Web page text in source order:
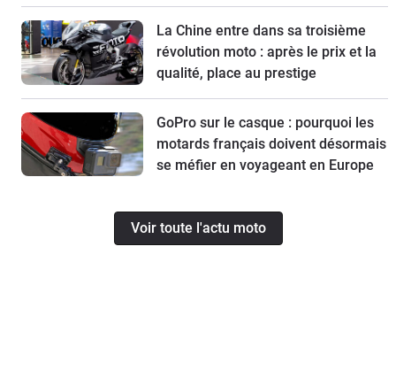
La Chine entre dans sa troisième
révolution moto : après le prix et la
qualité, place au prestige
GoPro sur le casque : pourquoi les
motards français doivent désormais
se méfier en voyageant en Europe
Voir toute l'actu moto